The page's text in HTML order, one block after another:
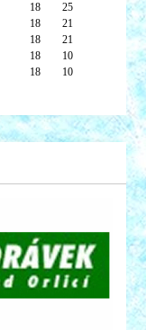
18
25
18
21
18
21
18
10
18 10